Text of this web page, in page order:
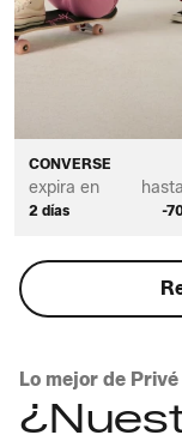
CONVERSE
expira en
2 días -
Lo mejor de